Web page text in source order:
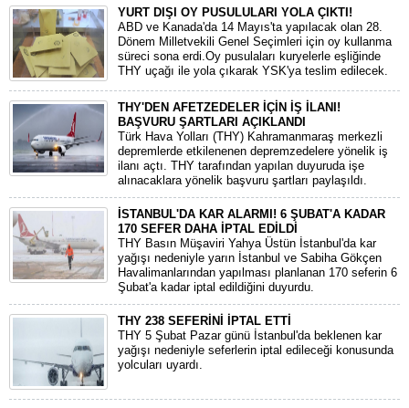
YURT DIŞI OY PUSULULARI YOLA ÇIKTI!
ABD ve Kanada'da 14 Mayıs'ta yapılacak olan 28.
Dönem Milletvekili Genel Seçimleri için oy kullanma
süreci sona erdi.Oy pusulaları kuryelerle eşliğinde
THY uçağı ile yola çıkarak YSK'ya teslim edilecek.
THY'DEN AFETZEDELER İÇİN İŞ İLANI!
BAŞVURU ŞARTLARI AÇIKLANDI
Türk Hava Yolları (THY) Kahramanmaraş merkezli
depremlerde etkilenenen depremzedelere yönelik iş
ilanı açtı. THY tarafından yapılan duyuruda işe
alınacaklara yönelik başvuru şartları paylaşıldı.
İSTANBUL'DA KAR ALARMI! 6 ŞUBAT'A KADAR
170 SEFER DAHA İPTAL EDİLDİ
THY Basın Müşaviri Yahya Üstün İstanbul'da kar
yağışı nedeniyle yarın İstanbul ve Sabiha Gökçen
Havalimanlarından yapılması planlanan 170 seferin 6
Şubat'a kadar iptal edildiğini duyurdu.
THY 238 SEFERİNİ İPTAL ETTİ
THY 5 Şubat Pazar günü İstanbul'da beklenen kar
yağışı nedeniyle seferlerin iptal edileceği konusunda
yolcuları uyardı.